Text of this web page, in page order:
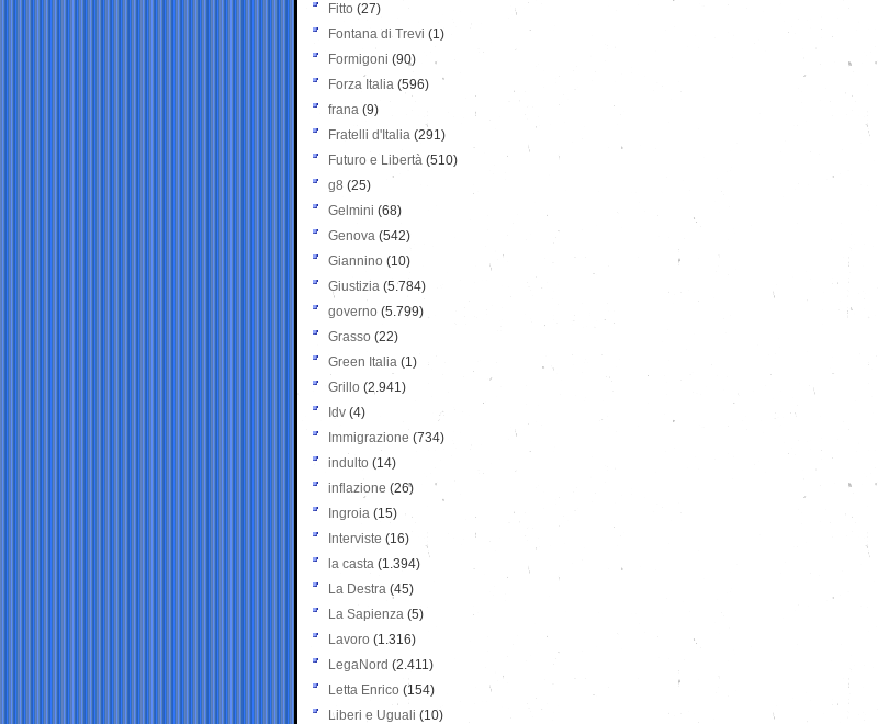
Fitto (27)
Fontana di Trevi (1)
Formigoni (90)
Forza Italia (596)
frana (9)
Fratelli d'Italia (291)
Futuro e Libertà (510)
g8 (25)
Gelmini (68)
Genova (542)
Giannino (10)
Giustizia (5.784)
governo (5.799)
Grasso (22)
Green Italia (1)
Grillo (2.941)
Idv (4)
Immigrazione (734)
indulto (14)
inflazione (26)
Ingroia (15)
Interviste (16)
la casta (1.394)
La Destra (45)
La Sapienza (5)
Lavoro (1.316)
LegaNord (2.411)
Letta Enrico (154)
Liberi e Uguali (10)